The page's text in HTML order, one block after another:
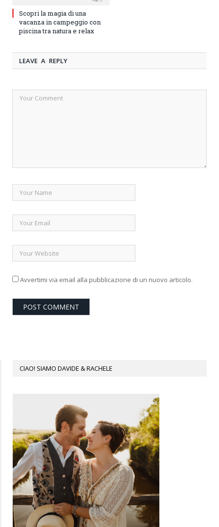
Scopri la magia di una
vacanza in campeggio con
piscina tra natura e relax
LEAVE A REPLY
Avvertimi via email alla pubblicazione di un nuovo articolo.
CIAO! SIAMO DAVIDE & RACHELE